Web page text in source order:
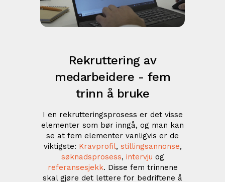
Rekruttering av
medarbeidere - fem
trinn å bruke
I en rekrutteringsprosess er det visse
elementer som bør inngå, og man kan
se at fem elementer vanligvis er de
viktigste: Kravprofil, stillingsannonse,
søknadsprosess, intervju og
referansesjekk. Disse fem trinnene
skal gjøre det lettere for bedriftene å